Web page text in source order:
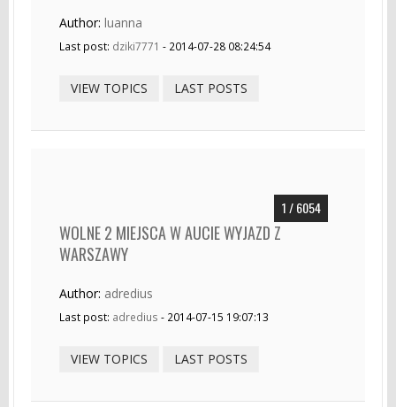
Author: luanna
Last post: dziki7771 - 2014-07-28 08:24:54
VIEW TOPICS LAST POSTS
1 / 6054
WOLNE 2 MIEJSCA W AUCIE WYJAZD Z
WARSZAWY
Author: adredius
Last post: adredius - 2014-07-15 19:07:13
VIEW TOPICS LAST POSTS